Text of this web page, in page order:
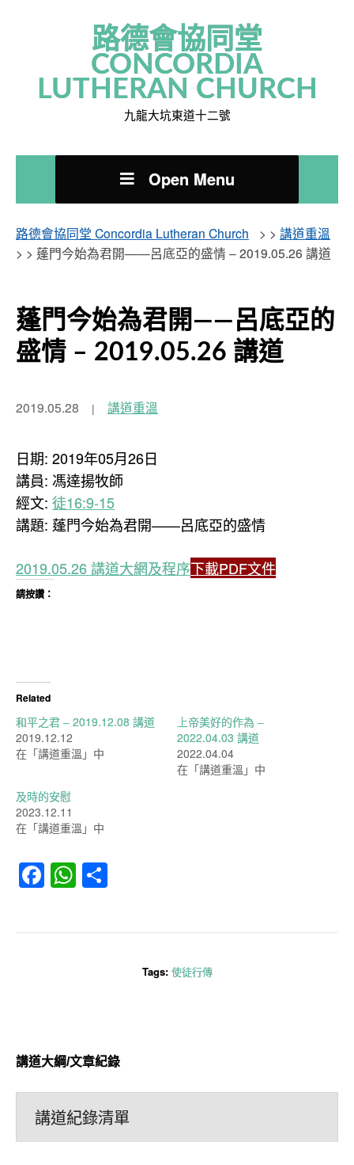
路德會協同堂
CONCORDIA
LUTHERAN CHURCH
九龍大坑東道十二號
Open Menu
路德會協同堂 Concordia Lutheran Church > > 講道重溫
> > 蓬門今始為君開——呂底亞的盛情 – 2019.05.26 講道
蓬門今始為君開——呂底亞的
盛情 – 2019.05.26 講道
2019.05.28 講道重溫
日期: 2019年05月26日
講員: 馮達揚牧師
經文: 徒16:9-15
講題: 蓬門今始為君開——呂底亞的盛情
2019.05.26 講道大網及程序下載PDF文件
請按讚：
Related
和平之君 – 2019.12.08 講道
2019.12.12
在「講道重溫」中
上帝美好的作為 –
2022.04.03 講道
2022.04.04
在「講道重溫」中
及時的安慰
2023.12.11
在「講道重溫」中
Facebook
WhatsApp
Tags: 使徒行傳
講道大綱/文章紀錄
講道紀錄清單